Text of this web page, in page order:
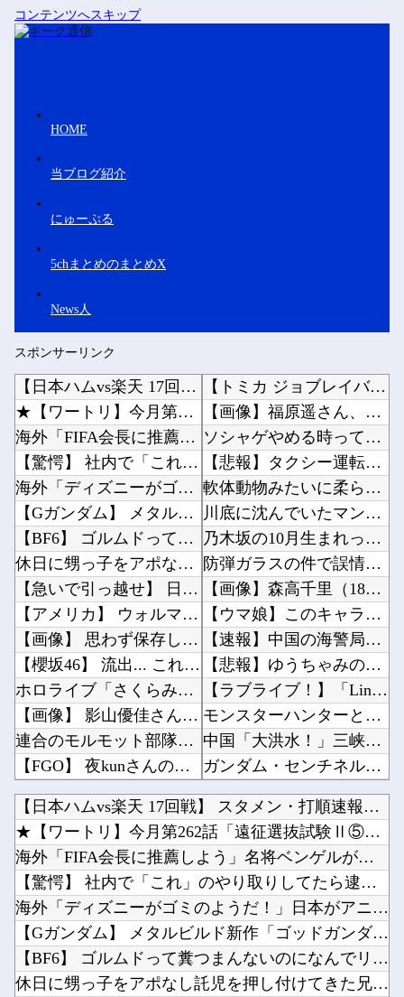
コンテンツへスキップ
HOME
当ブログ紹介
にゅーぷる
5chまとめのまとめX
News人
スポンサーリンク
【日本ハムvs楽天 17回戦】 スタメン・打順速報｜試合実況｜8/7 18:00開始
★【ワートリ】今月第262話「遠征選抜試験Ⅱ⑤」【最新話コメント用】
海外「FIFA会長に推薦しよう」名将ベンゲルが出したインファティーノの計画に関する声明に海...
【驚愕】 社内で「これ」のやり取りしてたら逮捕されたんだがｗｗｗｗｗｗｗ
海外「ディズニーがゴミのようだ！」日本がアニメ化した米人気SF作品に絶賛の声が殺到中
【Gガンダム】 メタルビルド新作「ゴッドガンダム ハイパーモード」【近日公開】
【BF6】 ゴルムドって糞つまんないのになんでリメイクされたの？
休日に甥っ子をアポなし託児を押し付けてきた兄嫁！「テレビでも見せといてw」と言うので『Gガ...
【急いで引っ越せ】 日本人が減り「外国人が増えた」市区町村ランキングキタ━━!
【アメリカ】 ウォルマートでクリスマスの悪ふざけが騒動に サンタ姿のTikTokerに客が...
【画像】 思わず保存したくなる「笑える画像・最高な画像」貼っていけｗｗｗｗｗ
【櫻坂46】 流出... これもう付き合ってるだろ
ホロライブ「さくらみこ」妹にしたいと可愛がっていた後輩の水宮枢「みこ先輩怖かった」ゲスト出...
【画像】 影山優佳さん(25)、下着姿であたシコが止まらない
連合のモルモット部隊の部隊長になりました 第45話
【FGO】 夜kunさんのモルガンイラスト！！ 蝶の羽好きです！
ブログ更新停止のお知らせ
福永調教師、馬券購入者を軽んじる発言
【艦これ】 堀り周回でだいぶ資源溶けたでち
Powered by livedoor 相互RSS
【トミカ ジョブレイバー】「ライジングポリスブレイバーZERO デカライドアーマー 黒バイ...
【画像】福原遥さん、意外とあるｗ他
ソシャゲやめる時ってどんな時？他
【悲報】タクシー運転手、儲かりまくることが判明ｗｗｗｗｗｗｗｗ他
軟体動物みたいに柔らかい手を持つ人、話題にｗｗｗｗ「脳が理解を拒む」「ミギー」他
川底に沈んでいたマンモスやナチス軍艦など露出、熱波でドナウ川が歴史的渇水！他
乃木坂の10月生まれってこんないるんだな！！！【乃木坂46】他
防弾ガラスの件で誤情報を拡散した左派、間違いを指摘されても頑として認めなかった結果……他
【画像】森高千里（18）「私がオバさんになったらミニスカートは無理よ」→現在ｗｗｗｗ他
【ウマ娘】このキャラが声優（まりんか）同じってマジ！？←「スズカさんみたいな演技の方がレア...
【速報】中国の海警局と中国海軍の船が衝突2人死亡 南シナ海でフィリピン船を追跡中他
【悲報】ゆうちゃみの暴露で浮き彫りになる『恋愛リアリティー番組』の裏側がヤバイ・・・・・他
【ラブライブ！】「Link！Like！ラブライブ！」運営チームです。【蓮ノ空】他
モンスターハンターというゲームの魅力ってどんな部分だと思う？他
中国「大洪水！」三峡ダム「決壊危機」台風13号「三峡直撃確定」日本「最も強い勢力で接近！（...
ガンダム・センチネルの小説を読んでラスボスに驚いた他
【ニュース】日本共産党の街宣車、ほんと碌でもないな他
『ガンタンク』とかいう謎のモビルスーツ他
【にじ甲2026】そういや前から謎に思ってたんやがなんでマドロックなんてアナウンス入ってた...
アメリカの終戦に立ちはだかる壁、イスラエルはトランプ和平案に「同意せず」！他
【正論】ホリエモン、移民受け入れ反対派にブチギレ→スタジオ誰も反論できず沈黙他
ドラクエのゼシカとかいう人気キャラｗｗｗｗ他
スマホって普及して20年くらい経つのに「落とすだけで割れる」問題いつまでもクリアできてない...
【にじさんじ】梢桃音、映画ちいかわ感想＆考察会＆平和的解決RTA！なんか道徳の授業みたい他
【日本ハムvs楽天 17回戦】 スタメン・打順速報｜試合実況...
★【ワートリ】今月第262話「遠征選抜試験Ⅱ⑤」【最新話コメ...
海外「FIFA会長に推薦しよう」名将ベンゲルが出したインファ...
【驚愕】 社内で「これ」のやり取りしてたら逮捕されたんだがｗ...
海外「ディズニーがゴミのようだ！」日本がアニメ化した米人気S...
【Gガンダム】 メタルビルド新作「ゴッドガンダム ハイパーモ...
【BF6】 ゴルムドって糞つまんないのになんでリメイクされた...
休日に甥っ子をアポなし託児を押し付けてきた兄嫁！「テレビでも...